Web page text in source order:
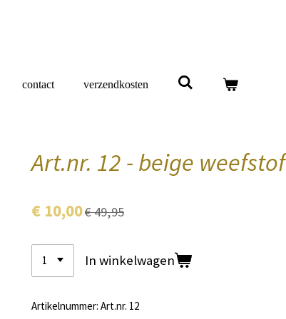
contact verzendkosten
Art.nr. 12 - beige weefstof
€ 10,00€ 49,95
In winkelwagen
Artikelnummer: Art.nr. 12